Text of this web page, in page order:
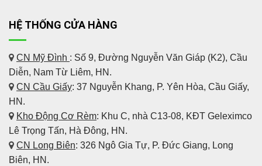
HỆ THỐNG CỬA HÀNG
CN Mỹ Đình : Số 9, Đường Nguyễn Văn Giáp (K2), Cầu
Diễn, Nam Từ Liêm, HN.
CN Cầu Giấy: 37 Nguyễn Khang, P. Yên Hòa, Cầu Giấy,
HN.
Kho Động Cơ Rèm: Khu C, nhà C13-08, KĐT Geleximco
Lê Trọng Tấn, Hà Đông, HN.
CN Long Biên: 326 Ngô Gia Tự, P. Đức Giang, Long
Biên, HN.